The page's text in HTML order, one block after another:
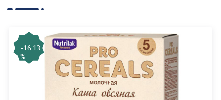
-16.13
%